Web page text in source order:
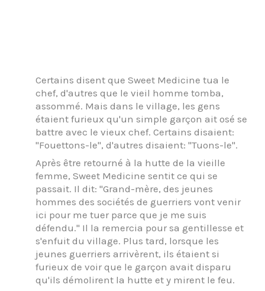
Certains disent que Sweet Medicine tua le
chef, d'autres que le vieil homme tomba,
assommé. Mais dans le village, les gens
étaient furieux qu'un simple garçon ait osé se
battre avec le vieux chef. Certains disaient:
"Fouettons-le", d'autres disaient: "Tuons-le".
Après être retourné à la hutte de la vieille
femme, Sweet Medicine sentit ce qui se
passait. Il dit: "Grand-mère, des jeunes
hommes des sociétés de guerriers vont venir
ici pour me tuer parce que je me suis
défendu." Il la remercia pour sa gentillesse et
s'enfuit du village. Plus tard, lorsque les
jeunes guerriers arrivèrent, ils étaient si
furieux de voir que le garçon avait disparu
qu'ils démolirent la hutte et y mirent le feu.